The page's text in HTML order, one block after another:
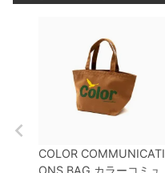
COLOR COMMUNICATI